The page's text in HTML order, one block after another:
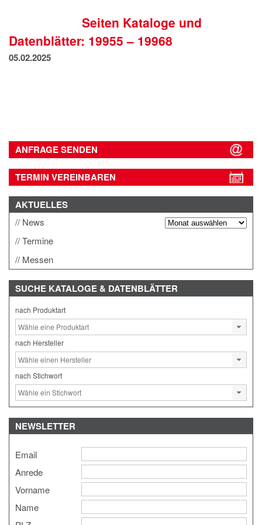
DATENSCHUTZSeiten Kataloge und
Datenblätter: 19955 – 19968
05.02.2025
ANFRAGE SENDEN
TERMIN VEREINBAREN
AKTUELLES
News
Termine
Messen
SUCHE KATALOGE & DATENBLÄTTER
nach Produktart
nach Hersteller
nach Stichwort
NEWSLETTER
Email
Anrede
Vorname
Name